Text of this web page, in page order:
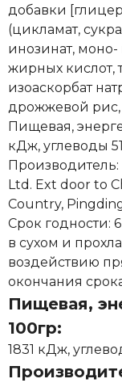
добавки
(цикламат,
инозинат,
жирных кислот,
изоаскорбат
дрожжевой рис,
Пищевая,
кДж, углеводы
Производитель:
Ltd. Ext door to
Country,
Срок годности:
в сухом и
воздействию
окончания
Пищевая,
100гр:
1831 кДж,